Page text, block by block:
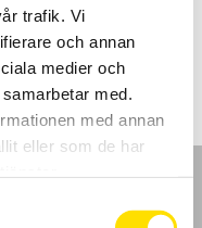
trafik. Vi
och annan
medier och
med.
med annan
eller som de har
LÄS MER